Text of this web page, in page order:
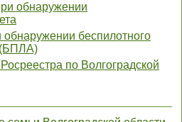
обнаружении
обнаружении беспилотного
(БПЛА)
по Волгоградской